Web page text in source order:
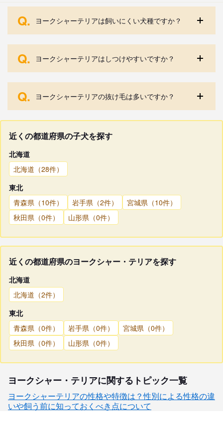
Q. ヨークシャーテリアは飼いにくい犬種ですか？
Q. ヨークシャーテリアはしつけやすいですか？
Q. ヨークシャーテリアの抜け毛は多いですか？
近くの都道府県の子犬を探す
北海道
北海道（28件）
東北
青森県（10件）
岩手県（2件）
宮城県（10件）
秋田県（0件）
山形県（0件）
近くの都道府県のヨークシャー・テリアを探す
北海道
北海道（2件）
東北
青森県（0件）
岩手県（0件）
宮城県（0件）
秋田県（0件）
山形県（0件）
ヨークシャー・テリアに関するトピック一覧
ヨークシャーテリアの性格や特徴は？性別による性格の違
いや飼う前に知っておくべき点について